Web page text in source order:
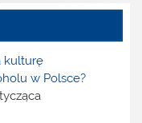
kulturę
w Polsce?